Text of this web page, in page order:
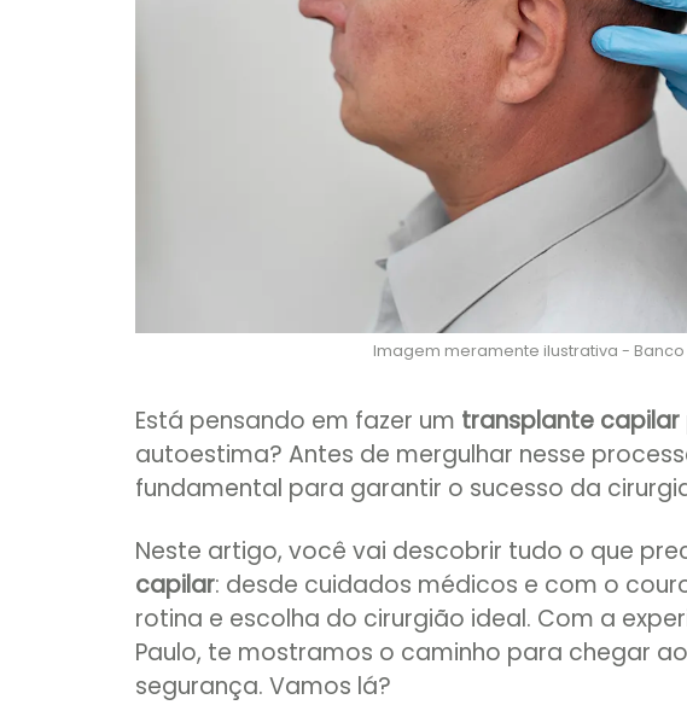
Imagem meramente ilustrativa -
Está pensando em fazer um transplante capilar
autoestima? Antes de mergulhar nesse
fundamental para garantir o sucesso da
Neste artigo, você vai descobrir tudo o que
capilar: desde cuidados médicos e com o
rotina e escolha do cirurgião ideal. Com a
Paulo, te mostramos o caminho para chegar
segurança. Vamos lá?